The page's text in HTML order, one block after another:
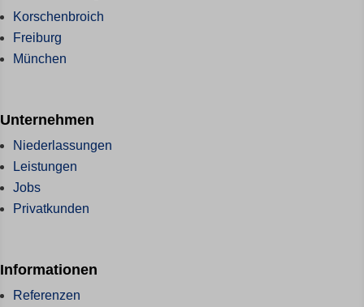
Korschenbroich
Freiburg
München
Unternehmen
Niederlassungen
Leistungen
Jobs
Privatkunden
Informationen
Referenzen